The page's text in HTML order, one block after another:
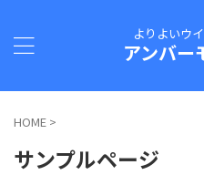
よりよいウ
アンバー
HOME >
サンプルページ